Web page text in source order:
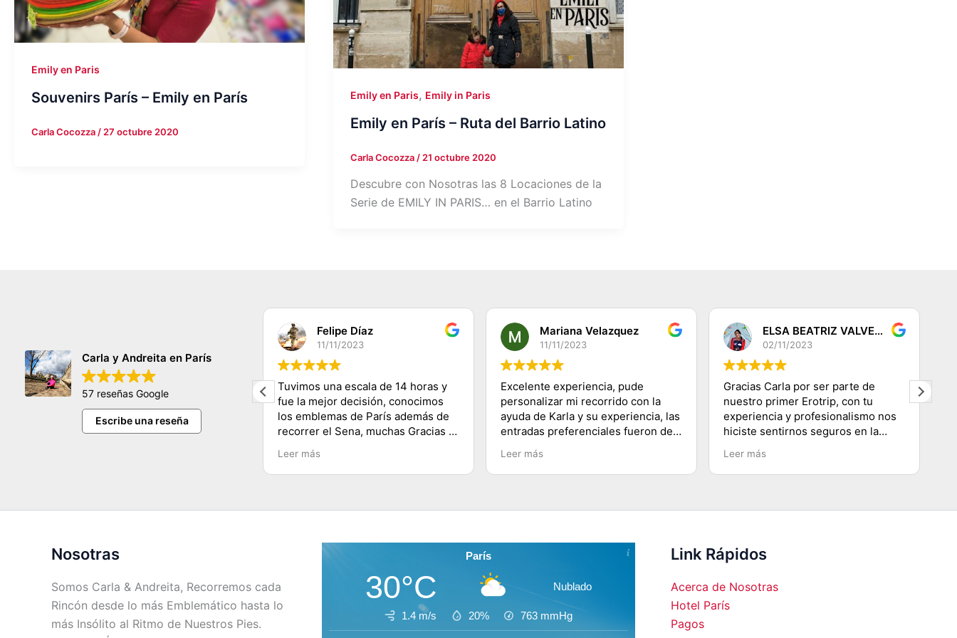
Emily en Paris
Souvenirs París – Emily en París
Carla Cocozza/27 octubre 2020
Emily en Paris, Emily in Paris
Emily en París – Ruta del Barrio Latino
Carla Cocozza / 21 octubre 2020
Descubre con Nosotras las 8 Locaciones de la
Serie de EMILY IN PARIS… en el Barrio Latino
Carla y Andreita en París
57 reseñas Google
Escribe una reseña
hermosa persona nos encanto
conocer tantos lugares y de una
manera muy dinamica y facil
Felipe Díaz
11/11/2023
Tuvimos una escala de 14 horas y
fue la mejor decisión, conocimos
los emblemas de París además de
recorrer el Sena, muchas Gracias a
Carla y a su equipo y 100%
Recomendado, saludos desde
Chile.
Leer más
Mariana Velazquez
11/11/2023
Excelente experiencia, pude
personalizar mi recorrido con la
ayuda de Karla y su experiencia, las
entradas preferenciales fueron de
lo mejor te ahorras las filas! Muy
buenos tips y explicaciones de los
lugares visitados. Es hermoso
Leer más
ELSA BEATRIZ VALVERDE DEZA
02/11/2023
Gracias Carla por ser parte de
nuestro primer Erotrip, con tu
experiencia y profesionalismo nos
hiciste sentirnos seguros en la
ciudad Luz, conociendo lugares
emblemáticos, subir a la Torre
Eiffel, recorriendo el Río
Leer más
Nosotras
Somos Carla & Andreita, Recorremos cada
Rincón desde lo más Emblemático hasta lo
más Insólito al Ritmo de Nuestros Pies.
París
30°C Nublado
1.4 m/s 20% 763 mmHg
Link Rápidos
Acerca de Nosotras
Hotel París
Pagos